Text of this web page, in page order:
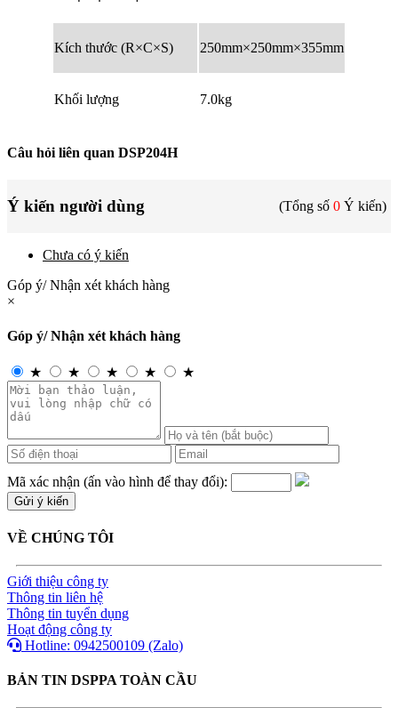
Kích thước (R×C×S) 250mm×250mm×355mm
Khối lượng 7.0kg
Câu hỏi liên quan DSP204H
Ý kiến người dùng (Tổng số 0 Ý kiến)
Chưa có ý kiến
Góp ý/ Nhận xét khách hàng
×
Góp ý/ Nhận xét khách hàng
★ ★ ★ ★ ★
Mã xác nhận (ấn vào hình để thay đổi):
VỀ CHÚNG TÔI
Giới thiệu công ty
Thông tin liên hệ
Thông tin tuyển dụng
Hoạt động công ty
Hotline: 0942500109 (Zalo)
BẢN TIN DSPPA TOÀN CẦU